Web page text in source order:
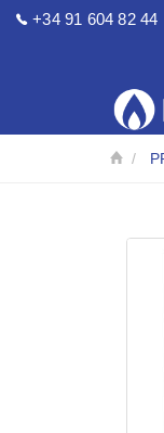
+34 91 604 82 44